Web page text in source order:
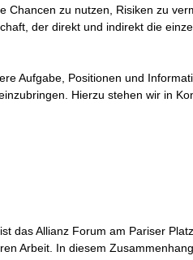
Chancen zu nutzen, Risiken zu
der direkt und indirekt die
Aufgabe, Positionen und
Hierzu stehen wir in
das Allianz Forum am Pariser
Arbeit. In diesem